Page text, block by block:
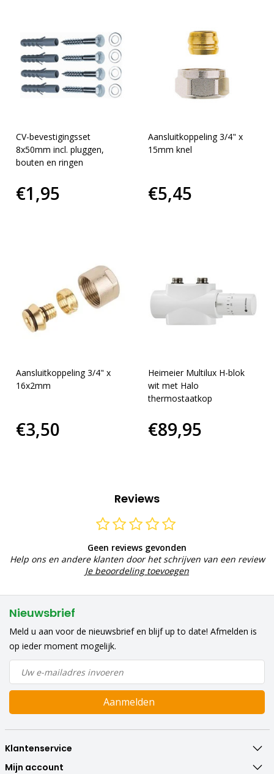
CV-bevestigingsset
8x50mm incl. pluggen,
bouten en ringen
€1,95
Aansluitkoppeling 3/4" x
15mm knel
€5,45
Aansluitkoppeling 3/4" x
16x2mm
€3,50
Heimeier Multilux H-blok
wit met Halo
thermostaatkop
€89,95
Reviews
Geen reviews gevonden
Help ons en andere klanten door het schrijven van een review
Je beoordeling toevoegen
Nieuwsbrief
Meld u aan voor de nieuwsbrief en blijf up to date! Afmelden is
op ieder moment mogelijk.
Aanmelden
Klantenservice
Mijn account